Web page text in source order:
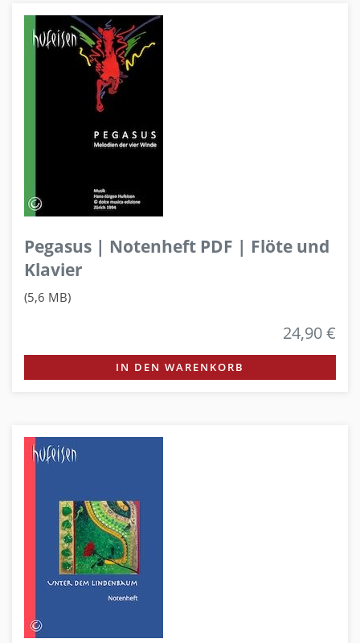
Pegasus | Notenheft PDF | Flöte und
Klavier
(5,6 MB)
24,90 €
IN DEN WARENKORB